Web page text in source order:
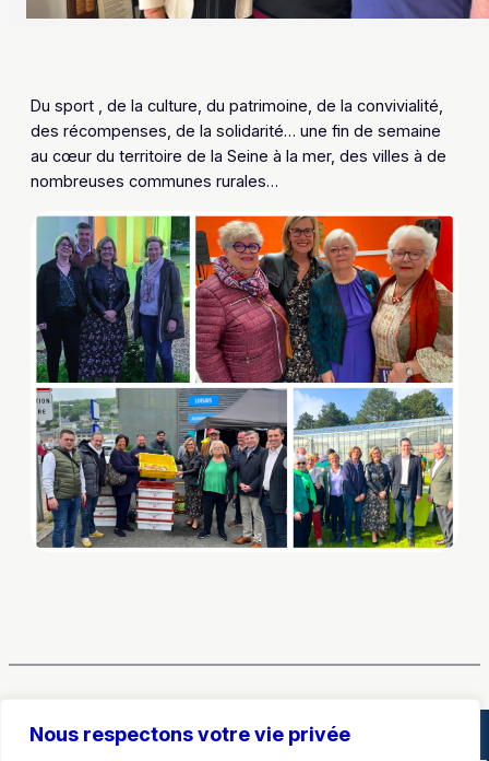
Nous respectons votre vie privée
Du sport , de la culture, du patrimoine, de la convivialité,
des récompenses, de la solidarité… une fin de semaine
au cœur du territoire de la Seine à la mer, des villes à de
nombreuses communes rurales…